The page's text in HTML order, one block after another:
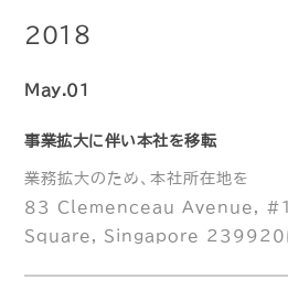
2018
May.01
事業拡大に伴い本社を移転
業務拡大のため、本社所在地を
83 Clemenceau Avenue,
Square, Singapore 239920